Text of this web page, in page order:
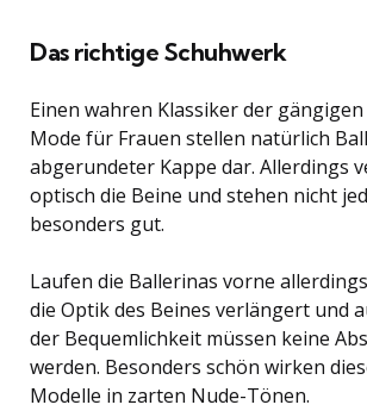
Das richtige Schuhwerk
Einen wahren Klassiker der
Mode für Frauen stellen natürlich
abgerundeter Kappe dar. Allerdings
optisch die Beine und stehen nicht
besonders gut.
Laufen die Ballerinas vorne
die Optik des Beines verlängert und
der Bequemlichkeit müssen keine
werden. Besonders schön wirken
Modelle in zarten Nude-Tönen.